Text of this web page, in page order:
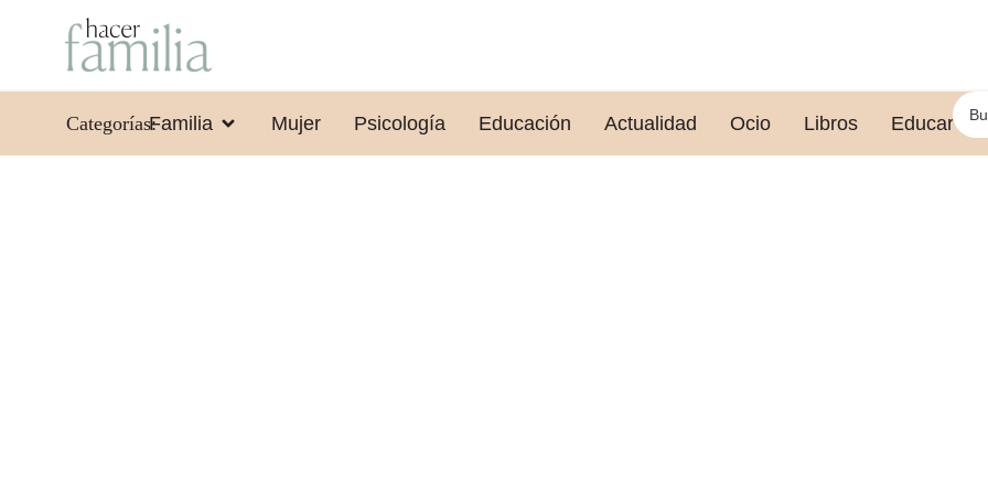
Categorías:Familia Mujer Psicología Educación Actualidad Ocio Libros Educar